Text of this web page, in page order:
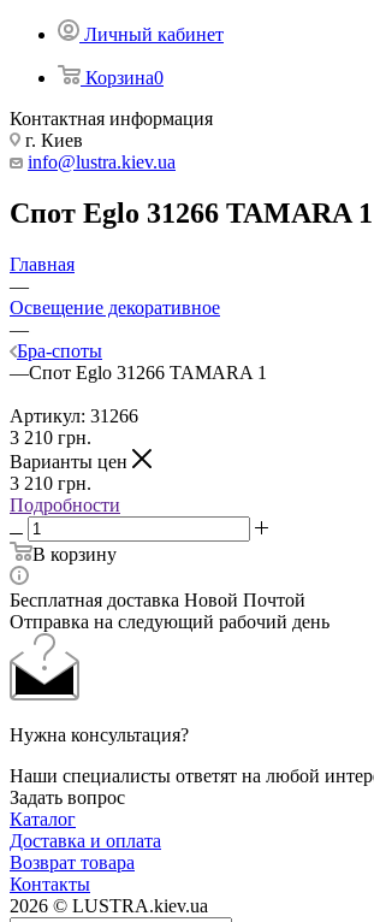
Личный кабинет
Корзина0
Контактная информация
г. Киев
info@lustra.kiev.ua
Спот Eglo 31266 TAMARA 1
Главная
—
Освещение декоративное
—
Бра-споты
—Спот Eglo 31266 TAMARA 1
Артикул: 31266
3 210 грн.
Варианты цен
3 210 грн.
Подробности
В корзину
Бесплатная доставка Новой Почтой
Отправка на следующий рабочий день
Нужна консультация?
Наши специалисты ответят на любой
Задать вопрос
Каталог
Доставка и оплата
Возврат товара
Контакты
2026 © LUSTRA.kiev.ua